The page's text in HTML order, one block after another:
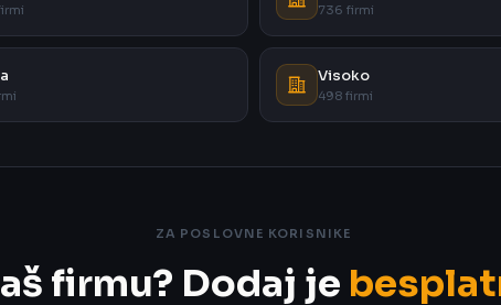
736 firmi
Visoko
498 firmi
ZA POSLOVNE KORISNIKE
firmu? Dodaj je